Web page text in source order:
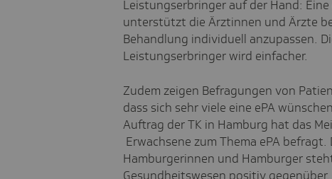
Leistungserbringer auf der Hand:
unterstützt die Ärztinnen und Ärzte
Behandlung individuell anzupassen.
Leistungserbringer wird einfacher.
Zudem zeigen Befragungen von
dass sich sehr viele eine ePA
Auftrag der TK in Hamburg hat das
Erwachsene zum Thema ePA
Hamburgerinnen und Hamburger
Gesundheitswesen positiv